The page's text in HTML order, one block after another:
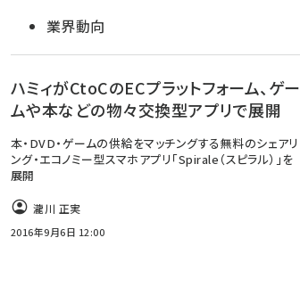
業界動向
ハミィがCtoCのECプラットフォーム、ゲー
ムや本などの物々交換型アプリで展開
本・DVD・ゲームの供給をマッチングする無料のシェアリ
ング・エコノミー型スマホアプリ「Spirale（スピラル）」を
展開
瀧川 正実
2016年9月6日 12:00